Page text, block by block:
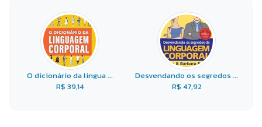
O dicionário da lingua ...
R$ 39,14
Desvendando os segredos ...
R$ 47,92